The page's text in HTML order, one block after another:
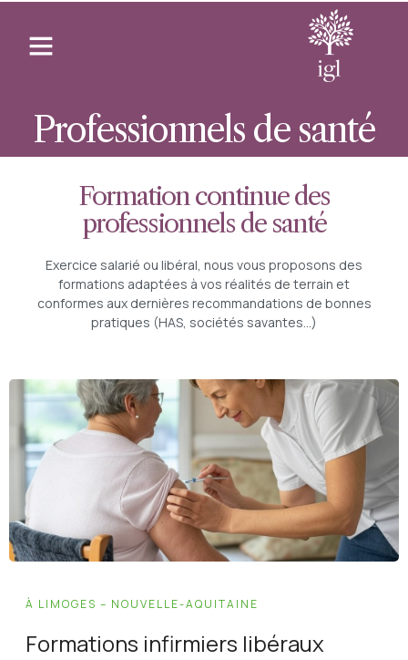
Professionnels de santé
Formation continue des
professionnels de santé
Exercice salarié ou libéral, nous vous proposons des
formations adaptées à vos réalités de terrain et
conformes aux dernières recommandations de bonnes
pratiques (HAS, sociétés savantes…)
À LIMOGES – NOUVELLE-AQUITAINE​
Formations infirmiers libéraux